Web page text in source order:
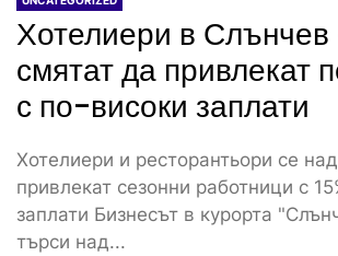
Хотелиери в Слънчев
смятат да привлекат
с по-високи заплати
Хотелиери и ресторантьори се
привлекат сезонни работници с
заплати Бизнесът в курорта
търси над...